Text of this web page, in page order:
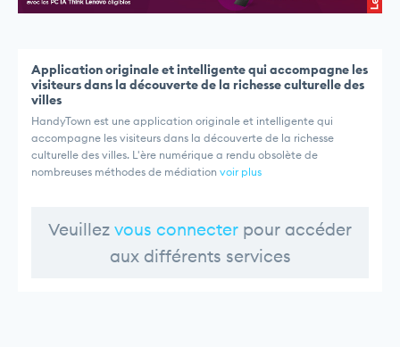
Application originale et intelligente qui accompagne les
visiteurs dans la découverte de la richesse culturelle des
villes
HandyTown est une application originale et intelligente qui
accompagne les visiteurs dans la découverte de la richesse
culturelle des villes. L'ère numérique a rendu obsolète de
nombreuses méthodes de médiation voir plus
Veuillez vous connecter pour accéder
aux différents services